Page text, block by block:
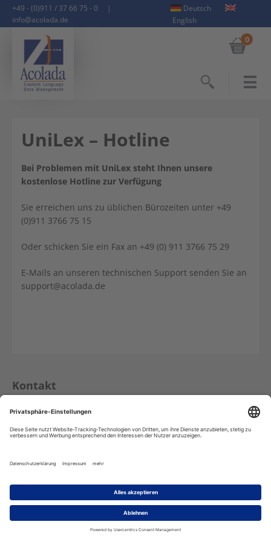
+49 - (0)911 / 37 66 75 - 0
|
info@acolada.de
Deutsch
English
0
UniLex – Hotline
Bei Problemen mit UniLex steht Ihnen unsere
kostenlose Hotline zur Verfügung
Sie erreichen uns zu üblichen Bürozeiten unter +49
(0)911 3766 75 15
Oder schicken Sie ein Fax an +49 (0) 911 3766 75 29
E-Mails an unseren technischen Support senden Sie an
support@acolada.de
Kontakt
Wallensteinstr. 61-63
Fax: +49 - (0)911 / 37 66 75 - 29
info@acolada.de
Acolada GmbH